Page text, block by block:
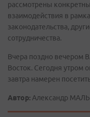
рассмотрены
взаимодействия в
законодательства,
сотрудничества.
Вчера поздно вечером
Восток. Сегодня утром
завтра намерен
Автор: Александр